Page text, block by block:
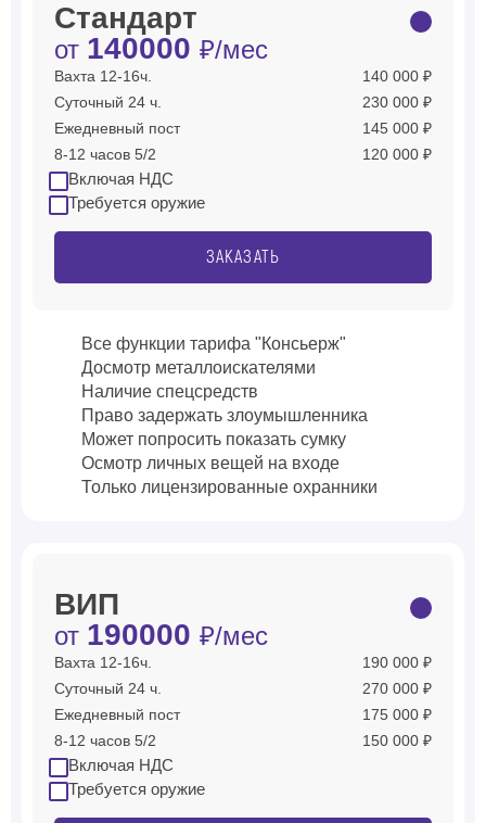
Стандарт
от 140000 ₽/мес
Вахта 12-16ч.
140 000 ₽
Суточный 24 ч.
230 000 ₽
Ежедневный пост
145 000 ₽
8-12 часов 5/2
120 000 ₽
Включая НДС
Требуется оружие
ЗАКАЗАТЬ
Все функции тарифа "Консьерж"
Досмотр металлоискателями
Наличие спецсредств
Право задержать злоумышленника
Может попросить показать сумку
Осмотр личных вещей на входе
Только лицензированные охранники
ВИП
от 190000 ₽/мес
Вахта 12-16ч.
190 000 ₽
Суточный 24 ч.
270 000 ₽
Ежедневный пост
175 000 ₽
8-12 часов 5/2
150 000 ₽
Включая НДС
Требуется оружие